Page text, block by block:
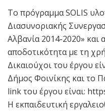
Το πρόγραμμα SOLIS
Διασυνοριακής
Αλβανία 2014-2020» και
αποδοτικότητα με τη
Δικαιούχοι του έργου
Δήμος Φοινίκης και το
link του έργου είναι:
Η εκπαιδευτική